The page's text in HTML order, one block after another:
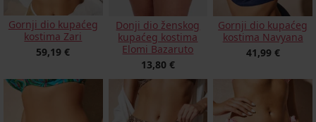
Gornji dio kupaćeg
kostima Zari
59,19 €
Donji dio ženskog
kupaćeg kostima
Elomi Bazaruto
13,80 €
Gornji dio kupaćeg
kostima Navyana
41,99 €